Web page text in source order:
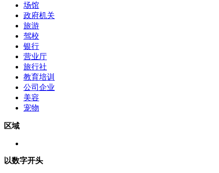
场馆
政府机关
旅游
驾校
银行
营业厅
旅行社
教育培训
公司企业
美容
宠物
区域
以数字开头